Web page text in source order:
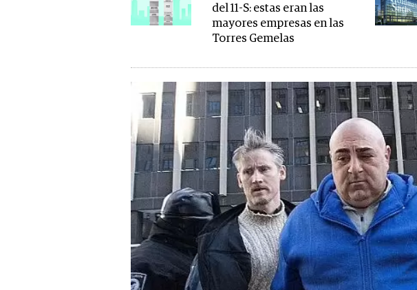
del 11-S: estas eran las
mayores empresas en las
Torres Gemelas